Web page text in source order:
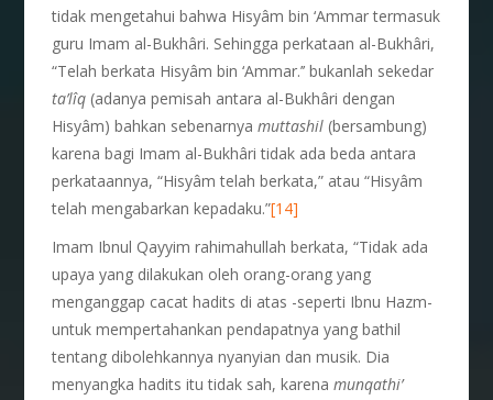
tidak mengetahui bahwa Hisyâm bin ‘Ammar termasuk
guru Imam al-Bukhâri. Sehingga perkataan al-Bukhâri,
“Telah berkata Hisyâm bin ‘Ammar.’’ bukanlah sekedar
ta’lîq (adanya pemisah antara al-Bukhâri dengan
Hisyâm) bahkan sebenarnyamuttashil (bersambung)
karena bagi Imam al-Bukhâri tidak ada beda antara
perkataannya, “Hisyâm telah berkata,” atau “Hisyâm
telah mengabarkan kepadaku.”[14]
Imam Ibnul Qayyim rahimahullah berkata, “Tidak ada
upaya yang dilakukan oleh orang-orang yang
menganggap cacat hadits di atas -seperti Ibnu Hazm-
untuk mempertahankan pendapatnya yang bathil
tentang dibolehkannya nyanyian dan musik. Dia
menyangka hadits itu tidak sah, karenamunqathi’